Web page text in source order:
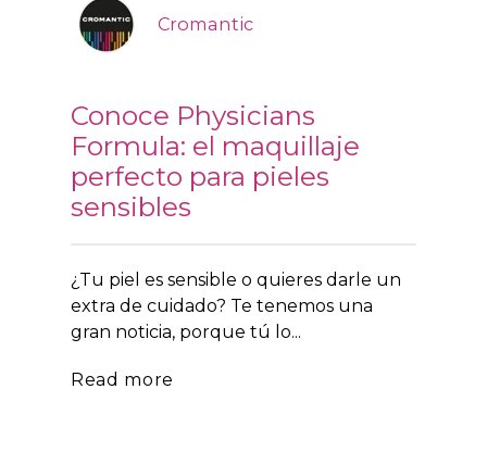
Cromantic
Conoce Physicians
Formula: el maquillaje
perfecto para pieles
sensibles
¿Tu piel es sensible o quieres darle un
extra de cuidado? Te tenemos una
gran noticia, porque tú lo...
Read more